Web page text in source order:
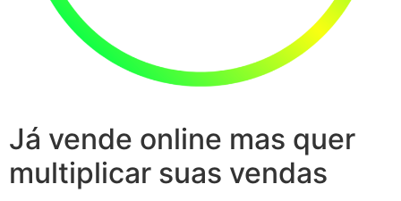
Já vende online mas quer
multiplicar suas vendas